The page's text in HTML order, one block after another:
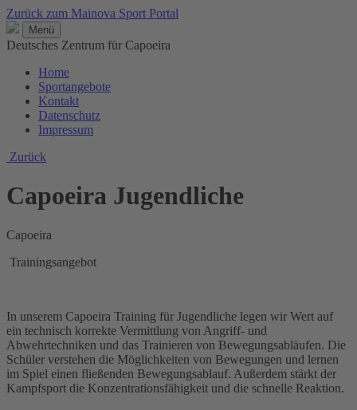
Zurück zum Mainova Sport Portal
Menü
Deutsches Zentrum für Capoeira
Home
Sportangebote
Kontakt
Datenschutz
Impressum
Zurück
Capoeira Jugendliche
Capoeira
Trainingsangebot
In unserem Capoeira Training für Jugendliche legen wir Wert auf
ein technisch korrekte Vermittlung von Angriff- und
Abwehrtechniken und das Trainieren von Bewegungsabläufen. Die
Schüler verstehen die Möglichkeiten von Bewegungen und lernen
im Spiel einen fließenden Bewegungsablauf. Außerdem stärkt der
Kampfsport die Konzentrationsfähigkeit und die schnelle Reaktion.